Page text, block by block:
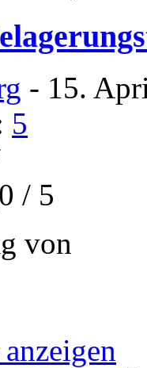
- 15.
5
/ 5
von